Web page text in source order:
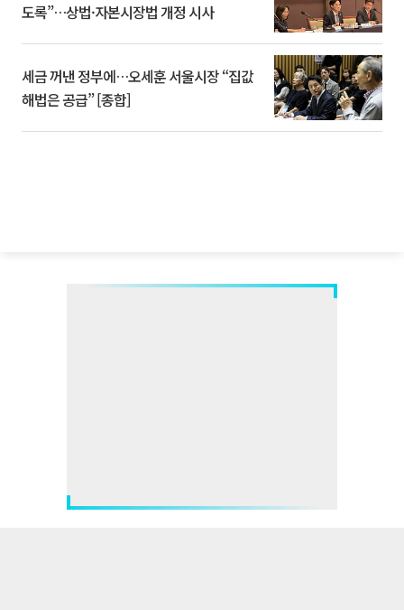
도록”…상법·자본시장법 개정 시사
세금 꺼낸 정부에…오세훈 서울시장 “집값
해법은 공급” [종합]